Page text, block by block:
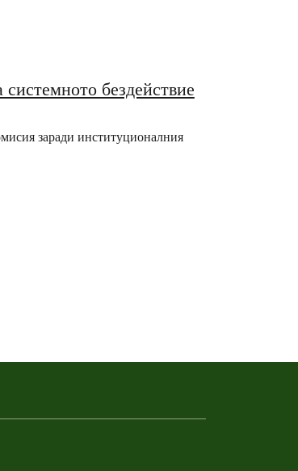
бездействие
заради институционалния